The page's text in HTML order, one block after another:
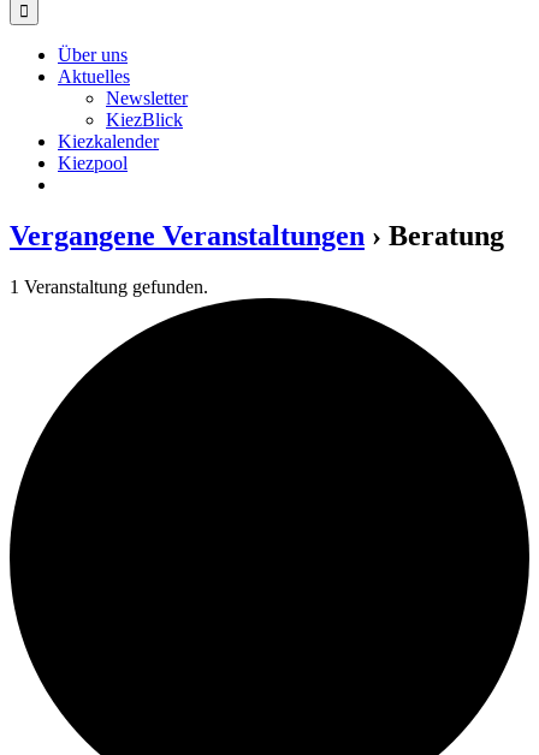
Über uns
Aktuelles
Newsletter
KiezBlick
Kiezkalender
Kiezpool
Vergangene Veranstaltungen › Beratung
1 Veranstaltung gefunden.